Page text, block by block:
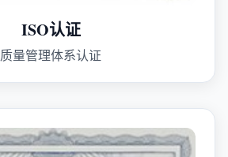
ISO认证
质量管理体系认证